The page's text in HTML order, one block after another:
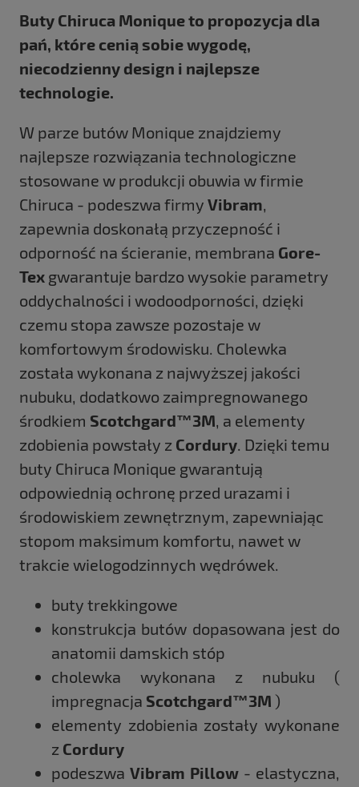
Buty Chiruca Monique to propozycja dla
pań, które cenią sobie wygodę,
niecodzienny design i najlepsze
technologie.
W parze butów Monique znajdziemy
najlepsze rozwiązania technologiczne
stosowane w produkcji obuwia w firmie
Chiruca - podeszwa firmy Vibram,
zapewnia doskonałą przyczepność i
odporność na ścieranie, membrana Gore-
Tex gwarantuje bardzo wysokie parametry
oddychalności i wodoodporności, dzięki
czemu stopa zawsze pozostaje w
komfortowym środowisku. Cholewka
została wykonana z najwyższej jakości
nubuku, dodatkowo zaimpregnowanego
środkiem Scotchgard™3M, a elementy
zdobienia powstały z Cordury. Dzięki temu
buty Chiruca Monique gwarantują
odpowiednią ochronę przed urazami i
środowiskiem zewnętrznym, zapewniając
stopom maksimum komfortu, nawet w
trakcie wielogodzinnych wędrówek.
buty trekkingowe
konstrukcja butów dopasowana jest do
anatomii damskich stóp
cholewka wykonana z nubuku (
impregnacja Scotchgard™3M )
elementy zdobienia zostały wykonane
z Cordury
podeszwa Vibram Pillow - elastyczna,